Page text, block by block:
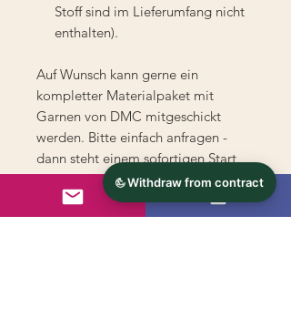
Stoff sind im Lieferumfang nicht
enthalten).
Auf Wunsch kann gerne ein
kompletter Materialpaket mit
Garnen von DMC mitgeschickt
werden. Bitte einfach anfragen -
dann steht einem sofortigen Start
nichts im Weg.
Viel Spaß beim Sticken!